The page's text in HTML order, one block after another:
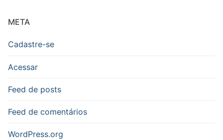
META
Cadastre-se
Acessar
Feed de posts
Feed de comentários
WordPress.org